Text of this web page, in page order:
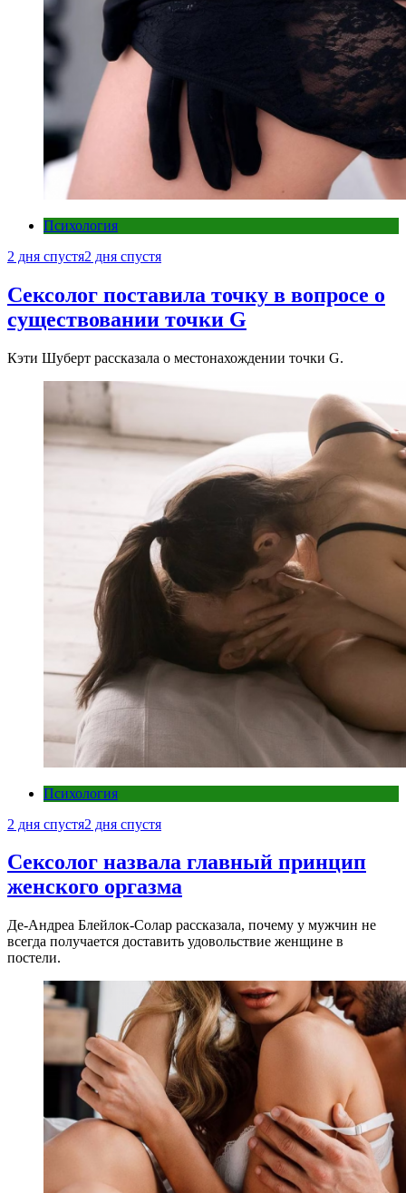
Психология
2 дня спустя2 дня спустя
Сексолог поставила точку в вопросе о
существовании точки G
Кэти Шуберт рассказала о местонахождении точки G.
Психология
2 дня спустя2 дня спустя
Сексолог назвала главный принцип
женского оргазма
Де-Андреа Блейлок-Солар рассказала, почему у мужчин не
всегда получается доставить удовольствие женщине в
постели.